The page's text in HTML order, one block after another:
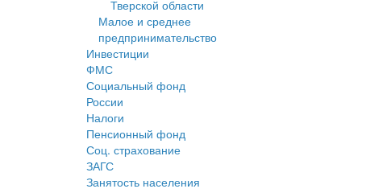
Тверской области
Малое и среднее
предпринимательство
Инвестиции
ФМС
Социальный фонд
России
Налоги
Пенсионный фонд
Соц. страхование
ЗАГС
Занятость населения